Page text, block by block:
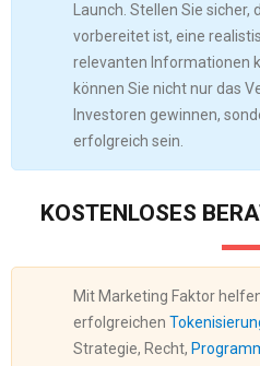
Launch. Stellen Sie sicher,
vorbereitet ist, eine
relevanten Informationen
können Sie nicht nur das
Investoren gewinnen,
erfolgreich sein.
KOSTENLOSES
Mit Marketing Faktor
erfolgreichen
Strategie, Recht,